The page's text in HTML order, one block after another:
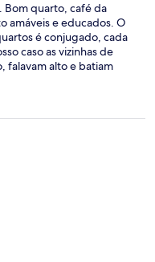
Bom quarto, café da
amáveis e educados. O
é conjugado, cada
caso as vizinhas de
falavam alto e batiam
quartos semelhantes
o novo vizinho